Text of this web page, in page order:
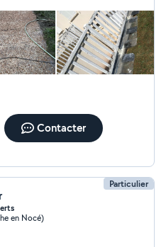
Contacter
Particulier
en Nocé)